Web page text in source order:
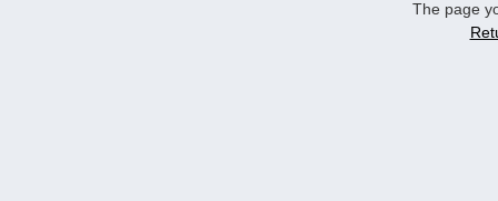
The page